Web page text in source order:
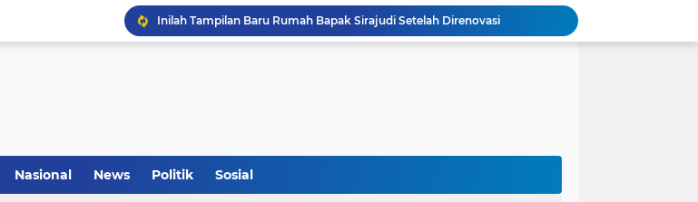
Inilah Tampilan Baru Rumah Bapak Sirajudi Setelah Direnovasi
Personel Satgas TMMD 129 Kodim 0904/Paser Bongkar Rumah milik Bapak Harim
Babinsa Hadir di Posyandu Cenderawasih, Wujud Sinergi TNI Dukung Kesehatan Masyarakat
Nasional News Politik Sosial